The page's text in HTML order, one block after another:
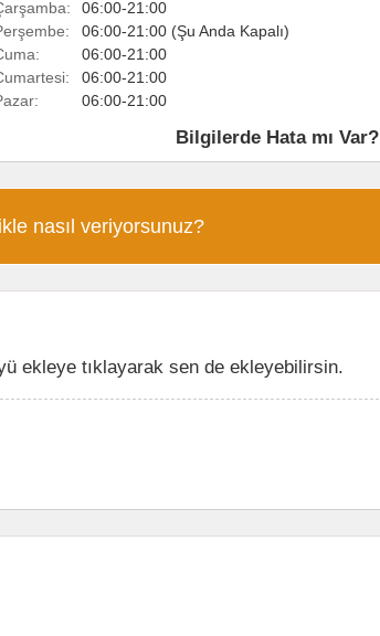
06:00-21:00
06:00-21:00 (Şu Anda Kapalı)
06:00-21:00
06:00-21:00
06:00-21:00
Bilgilerde Hata mı Var?
nasıl veriyorsunuz?
ekleye tıklayarak sen de ekleyebilirsin.